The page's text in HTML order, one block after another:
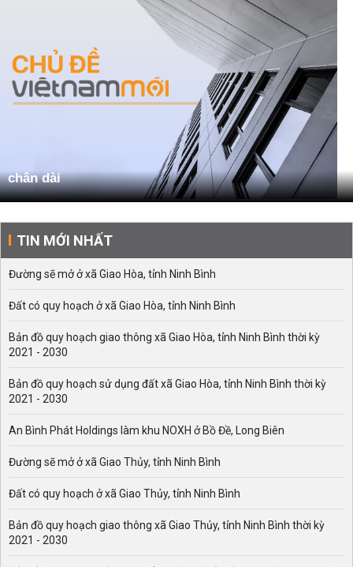
chân dài
TIN MỚI NHẤT
Đường sẽ mở ở xã Giao Hòa, tỉnh Ninh Bình
Đất có quy hoạch ở xã Giao Hòa, tỉnh Ninh Bình
Bản đồ quy hoạch giao thông xã Giao Hòa, tỉnh Ninh Bình thời kỳ
2021 - 2030
Bản đồ quy hoạch sử dụng đất xã Giao Hòa, tỉnh Ninh Bình thời kỳ
2021 - 2030
An Bình Phát Holdings làm khu NOXH ở Bồ Đề, Long Biên
Đường sẽ mở ở xã Giao Thủy, tỉnh Ninh Bình
Đất có quy hoạch ở xã Giao Thủy, tỉnh Ninh Bình
Bản đồ quy hoạch giao thông xã Giao Thủy, tỉnh Ninh Bình thời kỳ
2021 - 2030